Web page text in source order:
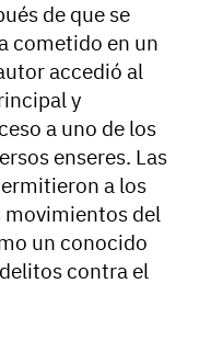
de que se
cometido en un
accedió al
y
a uno de los
enseres. Las
a los
del
un conocido
contra el